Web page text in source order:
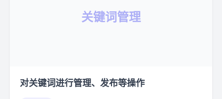
关键词管理
对关键词进行管理、发布等操作